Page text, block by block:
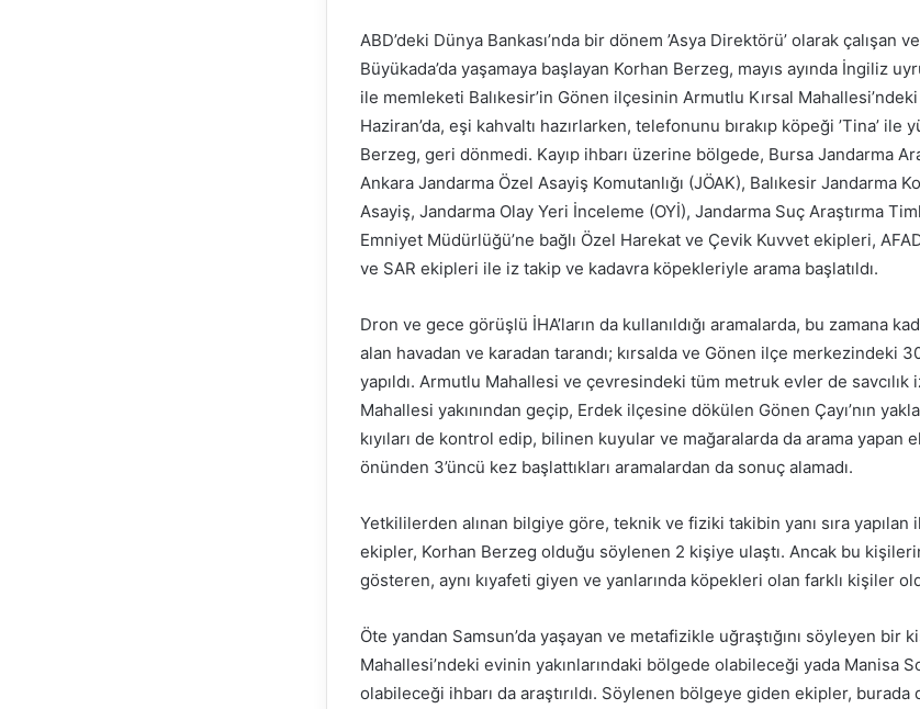
ABD’deki Dünya Bankası’nda bir dönem ’Asya Direktörü’ olarak çalışan
Büyükada’da yaşamaya başlayan Korhan Berzeg, mayıs ayında İngiliz
ile memleketi Balıkesir’in Gönen ilçesinin Armutlu Kırsal
Haziran’da, eşi kahvaltı hazırlarken, telefonunu bırakıp köpeği ’Tina’ ile
Berzeg, geri dönmedi. Kayıp ihbarı üzerine bölgede, Bursa Jandarma
Ankara Jandarma Özel Asayiş Komutanlığı (JÖAK), Balıkesir Jandarma
Asayiş, Jandarma Olay Yeri İnceleme (OYİ), Jandarma Suç Araştırma
Emniyet Müdürlüğü’ne bağlı Özel Harekat ve Çevik Kuvvet ekipleri,
ve SAR ekipleri ile iz takip ve kadavra köpekleriyle arama başlatıldı.
Dron ve gece görüşlü İHA’ların da kullanıldığı aramalarda, bu zamana
alan havadan ve karadan tarandı; kırsalda ve Gönen ilçe merkezindeki
yapıldı. Armutlu Mahallesi ve çevresindeki tüm metruk evler de savcılık
Mahallesi yakınından geçip, Erdek ilçesine dökülen Gönen Çayı’nın
kıyıları de kontrol edip, bilinen kuyular ve mağaralarda da arama yapan
önünden 3’üncü kez başlattıkları aramalardan da sonuç alamadı.
Yetkililerden alınan bilgiye göre, teknik ve fiziki takibin yanı sıra yapılan
ekipler, Korhan Berzeg olduğu söylenen 2 kişiye ulaştı. Ancak bu
gösteren, aynı kıyafeti giyen ve yanlarında köpekleri olan farklı kişiler
Öte yandan Samsun’da yaşayan ve metafizikle uğraştığını söyleyen bir
Mahallesi’ndeki evinin yakınlarındaki bölgede olabileceği yada Manisa
olabileceği ihbarı da araştırıldı. Söylenen bölgeye giden ekipler, burada